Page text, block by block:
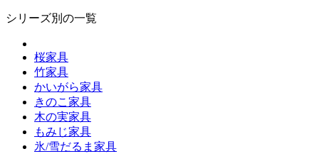
シリーズ別の一覧
桜家具
竹家具
かいがら家具
きのこ家具
木の実家具
もみじ家具
氷/雪だるま家具